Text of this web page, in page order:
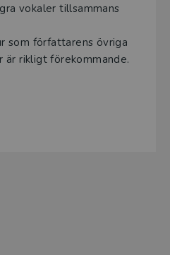
vokaler tillsammans
som författarens övriga
är rikligt förekommande.